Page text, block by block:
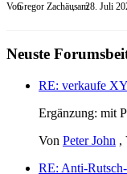
VonGregor Zachäus, am28. Juli
Neuste
RE: verkaufe
Ergänzung: mit
Von Peter John ,
RE: Anti-